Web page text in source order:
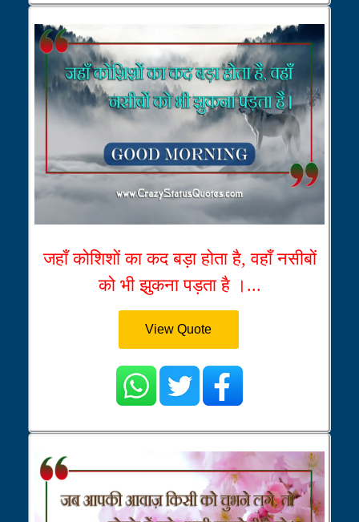
जहाँ कोशिशों का कद बड़ा होता है, वहाँ नसीबों
को भी झुकना पड़ता है ।...
View Quote